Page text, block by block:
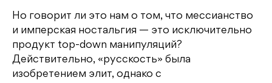
Но говорит ли это нам о том, что мессианство
и имперская ностальгия — это исключительно
продукт top-down манипуляций?
Действительно, «русскость» была
изобретением элит, однако с